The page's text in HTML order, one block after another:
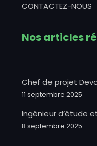
CONTACTEZ-NOUS
Nos articles
Chef de projet
11 septembre 2025
Ingénieur d’étude
8 septembre 2025